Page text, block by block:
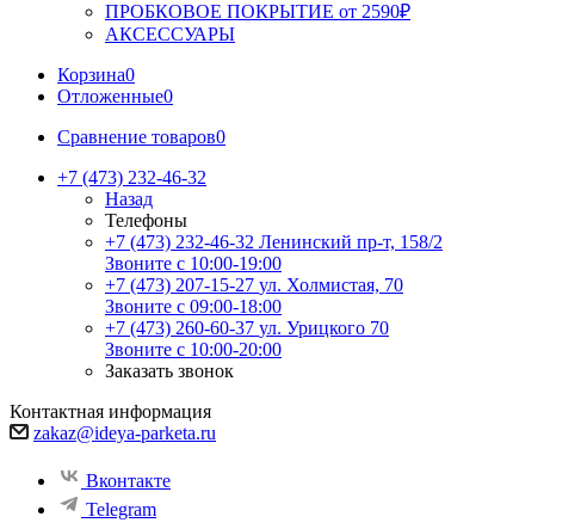
ПРОБКОВОЕ ПОКРЫТИЕ от 2590₽
АКСЕССУАРЫ
Корзина0
Отложенные0
Сравнение товаров0
+7 (473) 232-46-32
Назад
Телефоны
+7 (473) 232-46-32 Ленинский пр-т, 158/2
Звоните с 10:00-19:00
+7 (473) 207-15-27 ул. Холмистая, 70
Звоните с 09:00-18:00
+7 (473) 260-60-37 ул. Урицкого 70
Звоните с 10:00-20:00
Заказать звонок
Контактная информация
zakaz@ideya-parketa.ru
Вконтакте
Telegram